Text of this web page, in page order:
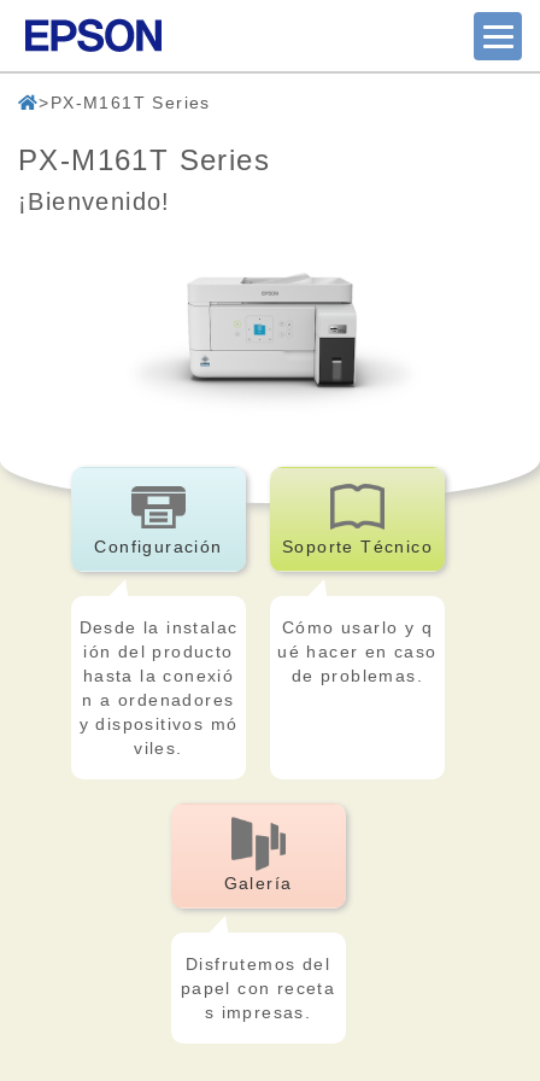
PX-M161T Series
PX-M161T Series
¡Bienvenido!
Configuración
Desde la instalac
ión del producto
hasta la conexió
n a ordenadores
y dispositivos mó
viles.
Soporte Técnico
Cómo usarlo y q
ué hacer en caso
de problemas.
Galería
Disfrutemos del
papel con receta
s impresas.